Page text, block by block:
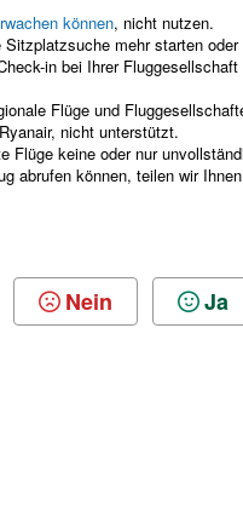
können, nicht nutzen.
mehr starten
in bei Ihrer
Flüge und
nicht unterstützt.
keine oder nur
abrufen können, teilen wir
Nein Ja